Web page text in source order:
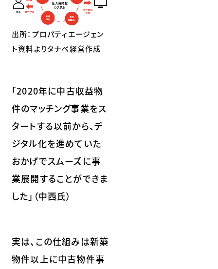
出所：プロパティエージェン
ト資料よりタナベ経営作成
「2020年に中古収益物
件のマッチング事業をス
タートする以前から、デ
ジタル化を進めていた
おかげでスムーズに事
業展開することができま
した」（中西氏）
実は、この仕組みは新築
物件以上に中古物件事